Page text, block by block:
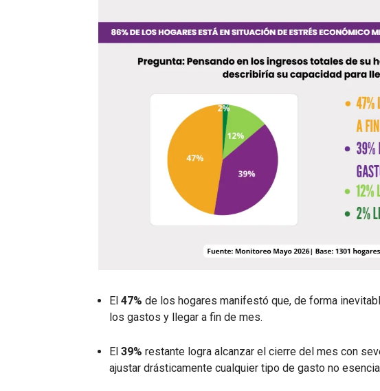
El 47% de los hogares manifestó que, de forma
los gastos y llegar a fin de mes.
El 39% restante logra alcanzar el cierre del mes con
ajustar drásticamente cualquier tipo de gasto no